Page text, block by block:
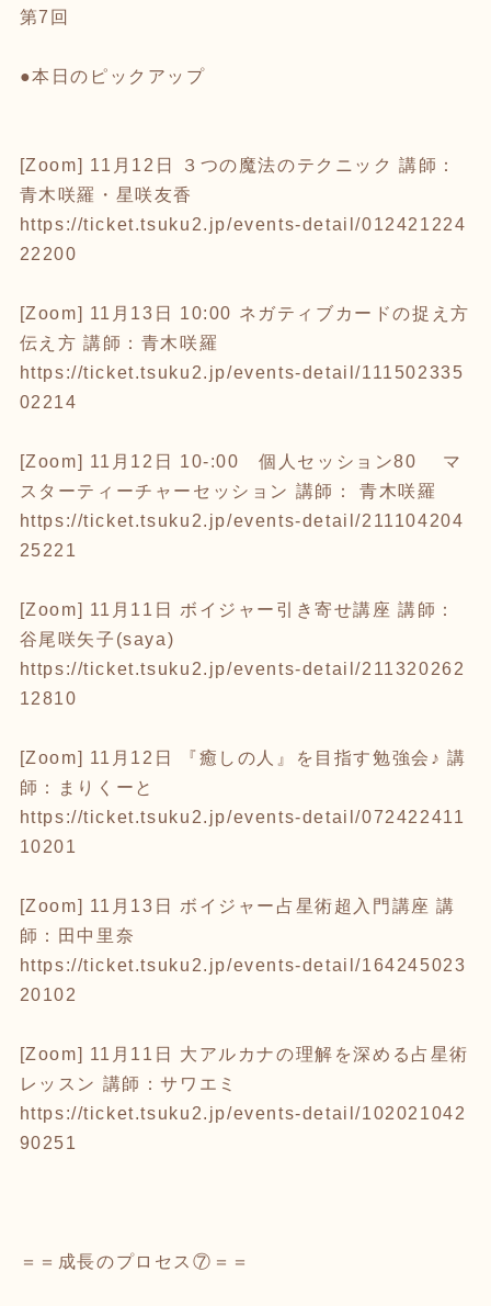
第7回
●本日のピックアップ
[Zoom] 11月12日 ３つの魔法のテクニック 講師：
青木咲羅・星咲友香
https://ticket.tsuku2.jp/events-detail/012421224
22200
[Zoom] 11月13日 10:00 ネガティブカードの捉え方
伝え方 講師：青木咲羅
https://ticket.tsuku2.jp/events-detail/111502335
02214
[Zoom] 11月12日 10-:00 個人セッション80 マ
スターティーチャーセッション 講師： 青木咲羅
https://ticket.tsuku2.jp/events-detail/211104204
25221
[Zoom] 11月11日 ボイジャー引き寄せ講座 講師：
谷尾咲矢子(saya)
https://ticket.tsuku2.jp/events-detail/211320262
12810
[Zoom] 11月12日 『癒しの人』を目指す勉強会♪ 講
師：まりくーと
https://ticket.tsuku2.jp/events-detail/072422411
10201
[Zoom] 11月13日 ボイジャー占星術超入門講座 講
師：田中里奈
https://ticket.tsuku2.jp/events-detail/164245023
20102
[Zoom] 11月11日 大アルカナの理解を深める占星術
レッスン 講師：サワエミ
https://ticket.tsuku2.jp/events-detail/102021042
90251
＝＝成長のプロセス⑦＝＝